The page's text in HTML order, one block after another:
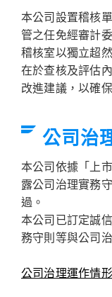
本公司設置稽核
管之任免經審計
稽核室以獨立超
在於查核及評估
改進建議，以確
公司治
本公司依據「上
露公司治理實務
過。
本公司已訂定誠
務守則等與公司
公司治理運作情形